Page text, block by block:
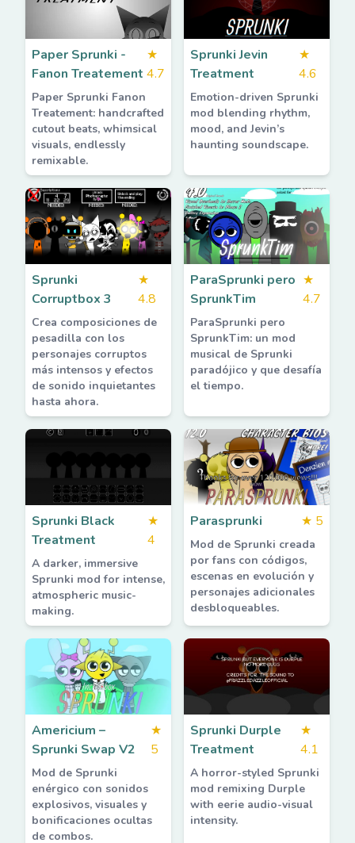
Paper Sprunki -
Fanon Treatement
★
4.7
Paper Sprunki Fanon
Treatement: handcrafted
cutout beats, whimsical
visuals, endlessly
remixable.
Sprunki Jevin
Treatment
★
4.6
Emotion-driven Sprunki
mod blending rhythm,
mood, and Jevin’s
haunting soundscape.
Sprunki
Corruptbox 3
★
4.8
Crea composiciones de
pesadilla con los
personajes corruptos
más intensos y efectos
de sonido inquietantes
hasta ahora.
ParaSprunki pero
SprunkTim
★
4.7
ParaSprunki pero
SprunkTim: un mod
musical de Sprunki
paradójico y que desafía
el tiempo.
Sprunki Black
Treatment
★
4
A darker, immersive
Sprunki mod for intense,
atmospheric music-
making.
Parasprunki ★ 5
Mod de Sprunki creada
por fans con códigos,
escenas en evolución y
personajes adicionales
desbloqueables.
Americium –
Sprunki Swap V2
★
5
Mod de Sprunki
enérgico con sonidos
explosivos, visuales y
bonificaciones ocultas
de combos.
Sprunki Durple
Treatment
★
4.1
A horror-styled Sprunki
mod remixing Durple
with eerie audio-visual
intensity.